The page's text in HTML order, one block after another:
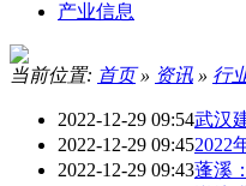
产业信息
当前位置: 首页» 资讯 » 行
2022-12-29 09:54武汉
2022-12-29 09:452022
2022-12-29 09:43蓬溪